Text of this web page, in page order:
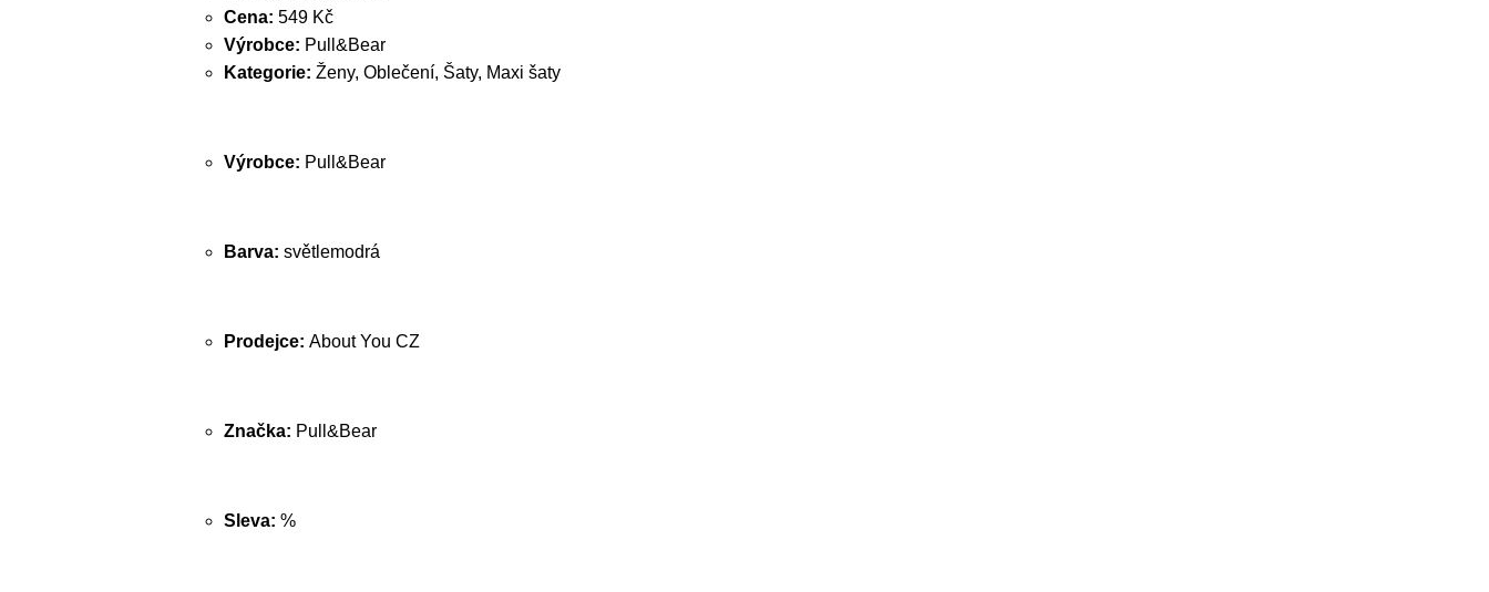
Cena: 549 Kč
Výrobce: Pull&Bear
Kategorie: Ženy, Oblečení, Šaty, Maxi šaty
Výrobce: Pull&Bear
Barva: světlemodrá
Prodejce: About You CZ
Značka: Pull&Bear
Sleva: %